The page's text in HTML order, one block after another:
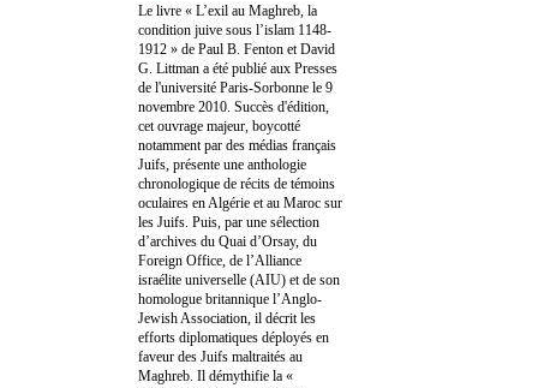
Le livre « L’exil au Maghreb, la
condition juive sous l’islam 1148-
1912 » de Paul B. Fenton et David
G. Littman a été publié aux Presses
de l'université Paris-Sorbonne le 9
novembre 2010. Succès d'édition,
cet ouvrage majeur, boycotté
notamment par des médias français
Juifs, présente une anthologie
chronologique de récits de témoins
oculaires en Algérie et au Maroc sur
les Juifs. Puis, par une sélection
d’archives du Quai d’Orsay, du
Foreign Office, de l’Alliance
israélite universelle (AIU) et de son
homologue britannique l’Anglo-
Jewish Association, il décrit les
efforts diplomatiques déployés en
faveur des Juifs maltraités au
Maghreb. Il démythifie la «